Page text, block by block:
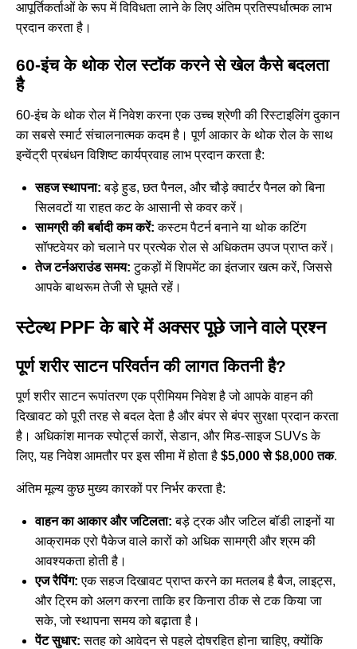
आपूर्तिकर्ताओं के रूप में विविधता लाने के लिए अंतिम प्रतिस्पर्धात्मक लाभ
प्रदान करता है।
60-इंच के थोक रोल स्टॉक करने से खेल कैसे बदलता
है
60-इंच के थोक रोल में निवेश करना एक उच्च श्रेणी की रिस्टाइलिंग दुकान
का सबसे स्मार्ट संचालनात्मक कदम है। पूर्ण आकार के थोक रोल के साथ
इन्वेंट्री प्रबंधन विशिष्ट कार्यप्रवाह लाभ प्रदान करता है:
सहज स्थापना: बड़े हुड, छत पैनल, और चौड़े क्वार्टर पैनल को बिना
सिलवटों या राहत कट के आसानी से कवर करें।
सामग्री की बर्बादी कम करें: कस्टम पैटर्न बनाने या थोक कटिंग
सॉफ्टवेयर को चलाने पर प्रत्येक रोल से अधिकतम उपज प्राप्त करें।
तेज टर्नअराउंड समय: टुकड़ों में शिपमेंट का इंतजार खत्म करें, जिससे
आपके बाथरूम तेजी से घूमते रहें।
स्टेल्थ PPF के बारे में अक्सर पूछे जाने वाले प्रश्न
पूर्ण शरीर साटन परिवर्तन की लागत कितनी है?
पूर्ण शरीर साटन रूपांतरण एक प्रीमियम निवेश है जो आपके वाहन की
दिखावट को पूरी तरह से बदल देता है और बंपर से बंपर सुरक्षा प्रदान करता
है। अधिकांश मानक स्पोर्ट्स कारों, सेडान, और मिड-साइज SUVs के
लिए, यह निवेश आमतौर पर इस सीमा में होता है $5,000 से $8,000 तक.
अंतिम मूल्य कुछ मुख्य कारकों पर निर्भर करता है:
वाहन का आकार और जटिलता: बड़े ट्रक और जटिल बॉडी लाइनों या
आक्रामक एरो पैकेज वाले कारों को अधिक सामग्री और श्रम की
आवश्यकता होती है।
एज रैपिंग: एक सहज दिखावट प्राप्त करने का मतलब है बैज, लाइट्स,
और ट्रिम को अलग करना ताकि हर किनारा ठीक से टक किया जा
सके, जो स्थापना समय को बढ़ाता है।
पेंट सुधार: सतह को आवेदन से पहले दोषरहित होना चाहिए, क्योंकि